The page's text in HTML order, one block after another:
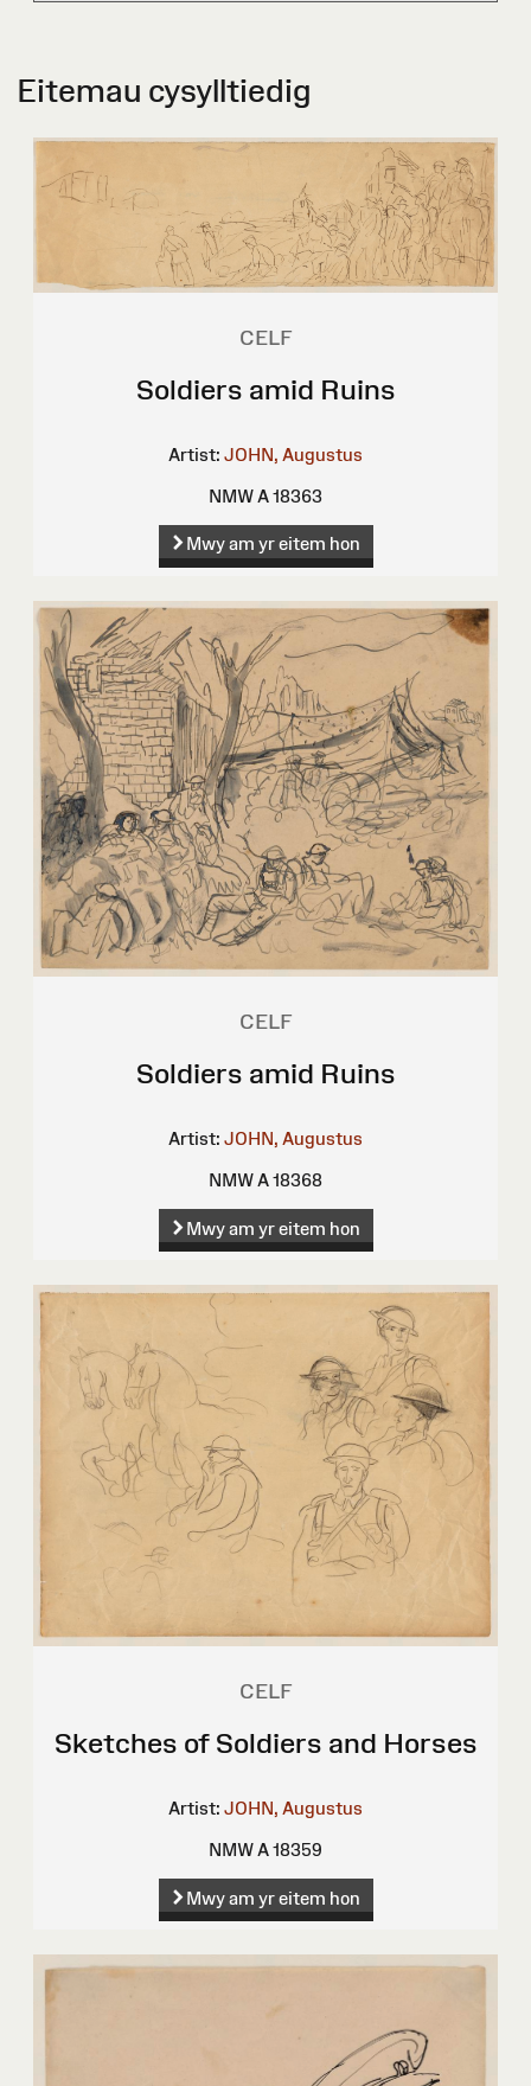
Eitemau cysylltiedig
CELF
Soldiers amid Ruins
Artist: JOHN, Augustus
NMW A 18363
Mwy am yr eitem hon
CELF
Soldiers amid Ruins
Artist: JOHN, Augustus
NMW A 18368
Mwy am yr eitem hon
CELF
Sketches of Soldiers and Horses
Artist: JOHN, Augustus
NMW A 18359
Mwy am yr eitem hon